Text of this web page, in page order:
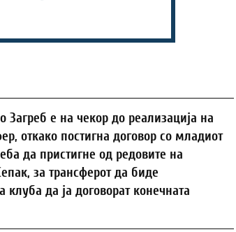
е на чекор до реализација на
откако постигна договор со младиот
да пристигне од редовите на
за трансферот да биде
клуба да ја договорат конечната